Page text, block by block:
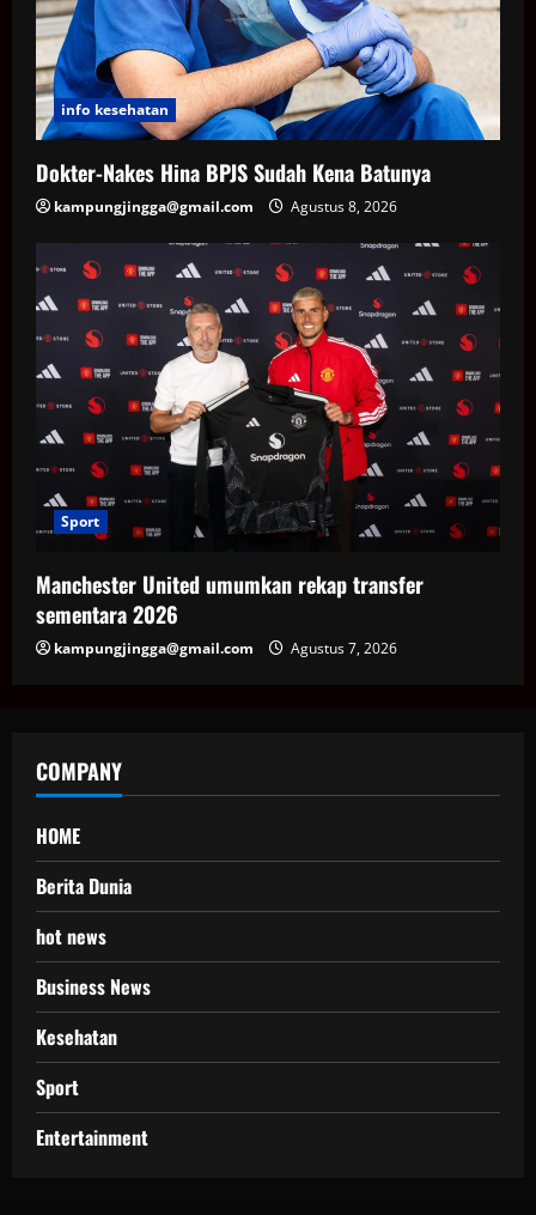
info kesehatan
Dokter-Nakes Hina BPJS Sudah Kena Batunya
kampungjingga@gmail.com Agustus 8, 2026
Sport
Manchester United umumkan rekap transfer
sementara 2026
kampungjingga@gmail.com Agustus 7, 2026
COMPANY
HOME
Berita Dunia
hot news
Business News
Kesehatan
Sport
Entertainment